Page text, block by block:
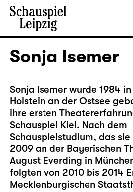
Sonja Isemer
Sonja Isemer wurde 1984
Holstein an der Ostsee
ihre ersten
Schauspiel Kiel. Nach dem
Schauspielstudium, das
2009 an der Bayerischen
August Everding in
folgten von 2010 bis 2014
Mecklenburgischen